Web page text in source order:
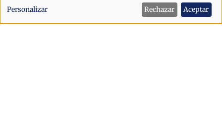
"Andorra solo avanzará si sabemos
datos
personales
Personalizar Rechazar Aceptar